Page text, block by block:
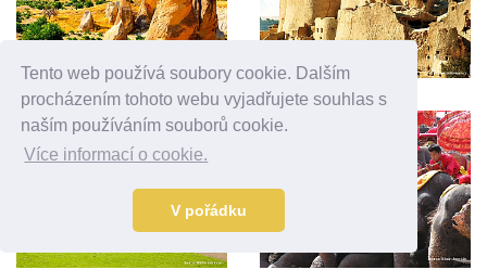
Tento web používá soubory cookie. Dalším
procházením tohoto webu vyjadřujete souhlas s
naším používáním souborů cookie.
Více informací o cookie.
V pořádku